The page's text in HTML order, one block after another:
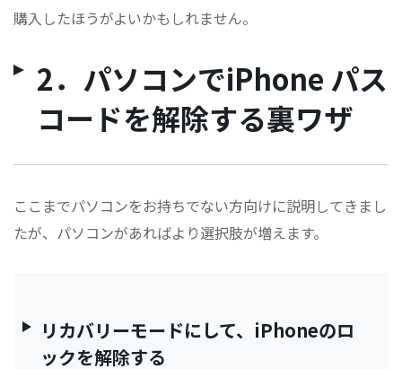
購入したほうがよいかもしれません。
2．パソコンでiPhone パス
コードを解除する裏ワザ
ここまでパソコンをお持ちでない方向けに説明してきまし
たが、パソコンがあればより選択肢が増えます。
リカバリーモードにして、iPhoneのロ
ックを解除する